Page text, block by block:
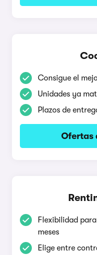
Consigue el
Unidades ya
Plazos de
Ofertas
Flexibilidad
meses
Elige entre